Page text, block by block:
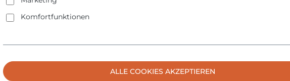
Driver im
Komfortfunktionen
ALLE COOKIES AKZEPTIEREN